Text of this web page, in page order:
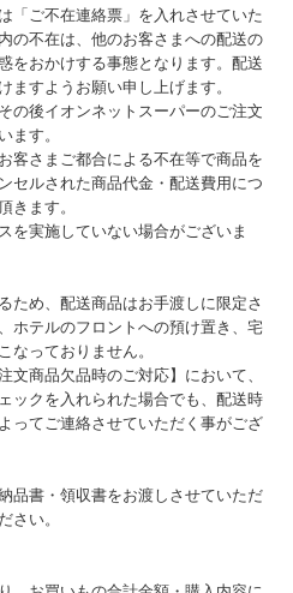
「ご不在連絡票」を入れさせていた
の不在は、他のお客さまへの配送の
をおかけする事態となります。配送
ますようお願い申し上げます。
の後イオンネットスーパーのご注文
ます。
客さまご都合による不在等で商品を
セルされた商品代金・配送費用につ
きます。
を実施していない場合がございま
ため、配送商品はお手渡しに限定さ
ホテルのフロントへの預け置き、宅
なっておりません。
文商品欠品時のご対応】において、
ックを入れられた場合でも、配送時
ってご連絡させていただく事がござ
品書・領収書をお渡しさせていただ
さい。